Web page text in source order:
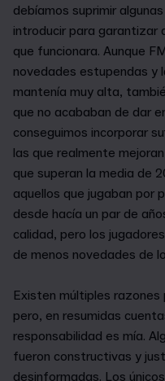
debíamos suprimir
introducir para garantizar
que funcionara. Aunque
novedades estupendas y
mantenía muy alta,
que no acababan de dar
conseguimos incorporar
las que realmente
que superan la media de
aquellos que jugaban por
desde hacía un par de
calidad, pero los
de menos novedades de
Existen múltiples
pero, en resumidas
responsabilidad es mía.
fueron constructivas y
desinformadas. Los